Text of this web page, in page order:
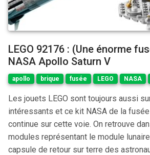
LEGO 92176 : (Une énorme
NASA Apollo Saturn V
apollo brique fusée LEGO NASA
Les jouets LEGO sont toujours aussi
intéressants et ce kit NASA de la
continue sur cette voie. On retrouve
modules représentant le module
capsule de retour sur terre des